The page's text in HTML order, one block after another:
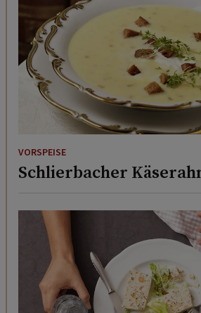
VORSPEISE
Schlierbacher